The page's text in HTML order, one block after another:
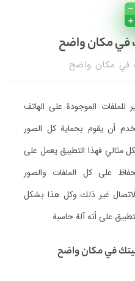
مكان واضح
مكان واضح
للملفات الموجودة على الهاتف
أن يقوم بحماية كل الصور
مثالي فهذا التطبيق يعمل على
على كل الملفات والصور
غير ذلك وكل هذا بشكل
على أنه آلة حاسبة
في مكان واضح